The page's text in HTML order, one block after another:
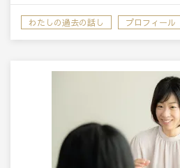
わたしの過去の話し プロフィール